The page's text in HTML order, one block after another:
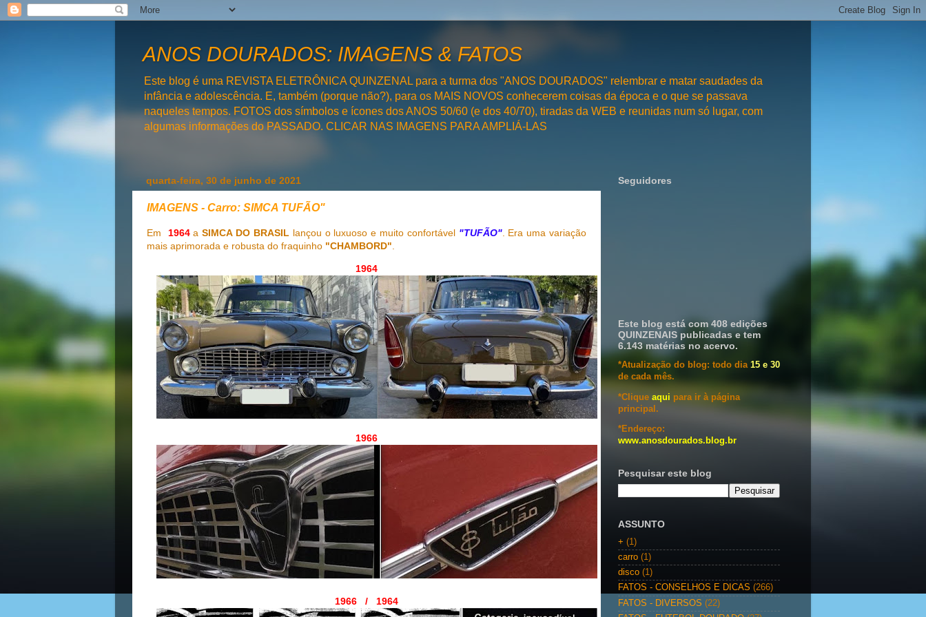
ANOS DOURADOS: IMAGENS & FATOS
Este blog é uma REVISTA ELETRÔNICA QUINZENAL para a turma dos "ANOS DOURADOS" relembrar e matar saudades da
infância e adolescência. E, também (porque não?), para os MAIS NOVOS conhecerem coisas da época e o que se passava
naqueles tempos. FOTOS dos símbolos e ícones dos ANOS 50/60 (e dos 40/70), tiradas da WEB e reunidas num só lugar, com
algumas informações do PASSADO. CLICAR NAS IMAGENS PARA AMPLIÁ-LAS
quarta-feira, 30 de junho de 2021
IMAGENS - Carro: SIMCA TUFÃO"
Em 1964aSIMCA DO BRASILlançou o luxuoso e muito confortável "TUFÃO". Era uma variação
mais aprimorada e robusta do fraquinho "CHAMBORD".
1964
1966
1966 / 1964
Seguidores
Este blog está com 408 edições
QUINZENAIS publicadas e tem
6.143 matérias no acervo.
*Atualização do blog: todo dia 15 e 30
de cada mês.
*Clique aqui para ir à página
principal.
*Endereço:
www.anosdourados.blog.br
Pesquisar este blog
ASSUNTO
+ (1)
carro (1)
disco (1)
FATOS - CONSELHOS E DICAS (266)
FATOS - DIVERSOS (22)